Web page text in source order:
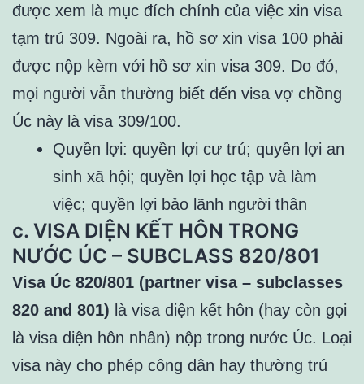
được xem là mục đích chính của việc xin visa
tạm trú 309. Ngoài ra, hồ sơ xin visa 100 phải
được nộp kèm với hồ sơ xin visa 309. Do đó,
mọi người vẫn thường biết đến visa vợ chồng
Úc này là visa 309/100.
Quyền lợi: quyền lợi cư trú; quyền lợi an
sinh xã hội; quyền lợi học tập và làm
việc; quyền lợi bảo lãnh người thân
c. VISA DIỆN KẾT HÔN TRONG
NƯỚC ÚC – SUBCLASS 820/801
Visa Úc 820/801 (partner visa – subclasses
820 and 801) là visa diện kết hôn (hay còn gọi
là visa diện hôn nhân) nộp trong nước Úc. Loại
visa này cho phép công dân hay thường trú